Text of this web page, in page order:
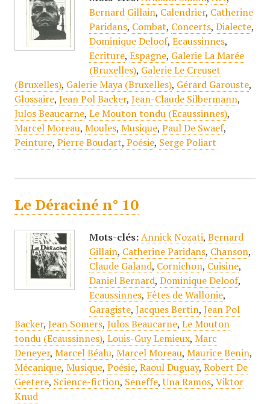
Bernard Gillain, Calendrier, Catherine
Paridans, Combat, Concerts, Dialecte,
Dominique Deloof, Ecaussinnes,
Ecriture, Espagne, Galerie La Marée
(Bruxelles), Galerie Le Creuset
(Bruxelles), Galerie Maya (Bruxelles), Gérard Garouste,
Glossaire, Jean Pol Backer, Jean-Claude Silbermann,
Julos Beaucarne, Le Mouton tondu (Ecaussinnes),
Marcel Moreau, Moules, Musique, Paul De Swaef,
Peinture, Pierre Boudart, Poésie, Serge Poliart
Le Déraciné n° 10
Mots-clés: Annick Nozati, Bernard
Gillain, Catherine Paridans, Chanson,
Claude Galand, Cornichon, Cuisine,
Daniel Bernard, Dominique Deloof,
Ecaussinnes, Fêtes de Wallonie,
Garagiste, Jacques Bertin, Jean Pol
Backer, Jean Somers, Julos Beaucarne, Le Mouton
tondu (Ecaussinnes), Louis-Guy Lemieux, Marc
Deneyer, Marcel Béalu, Marcel Moreau, Maurice Benin,
Mécanique, Musique, Poésie, Raoul Duguay, Robert De
Geetere, Science-fiction, Seneffe,Una Ramos, Viktor
Knud